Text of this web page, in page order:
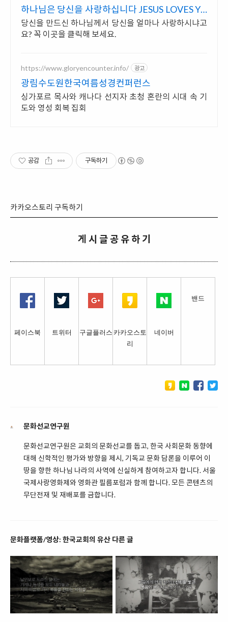
하나님은 당신을 사랑하십니다 JESUS LOVES YO
U
당신을 만드신 하나님께서 당신을 얼마나 사랑하시냐고
요? 꼭 이곳을 클릭해 보세요.
https://www.gloryencounter.info/ 광고
광림수도원한국여름성경컨퍼런스
싱가포르 목사와 캐나다 선지자 초청 혼란의 시대 속 기
도와 영성 회복 집회
공감 구독하기
카카오스토리 구독하기
게 시 글 공 유 하 기
페이스북 트위터 구글플러스 카카오스토
리
네이버
밴드
문화선교연구원
문화선교연구원은 교회의 문화선교를 돕고, 한국 사회문화 동향에
대해 신학적인 평가와 방향을 제시, 기독교 문화 담론을 이루어 이
땅을 향한 하나님 나라의 사역에 신실하게 참여하고자 합니다. 서울
국제사랑영화제와 영화관 필름포럼과 함께 합니다. 모든 콘텐츠의
무단전재 및 재배포를 금합니다.
문화플랫폼/영상: 한국교회의 유산 다른 글